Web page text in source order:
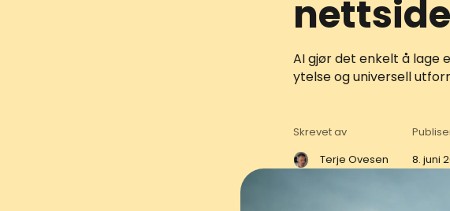
AI gjør det enkelt å lage
ytelse og universell
Skrevet av
Terje Ovesen
8. juni